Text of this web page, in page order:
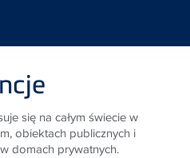
się na całym świecie w
obiektach publicznych i
domach prywatnych.